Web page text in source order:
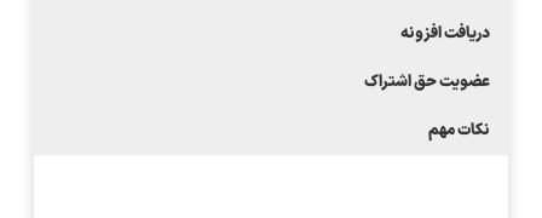
دریافت افزونه
عضویت حق اشتراک
نکات مهم